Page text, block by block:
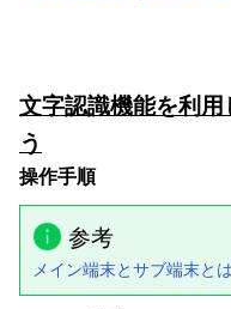
文字認識機能を利
う
操作手順
参考
メイン端末とサブ端末と